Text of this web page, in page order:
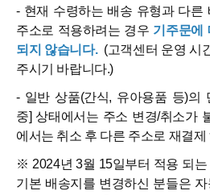
- 현재 수령하는 배송 유형과 다른
주소로 적용하려는 경우 기주문에
되지 않습니다.(고객센터 운영 시
주시기 바랍니다.)
- 일반 상품(간식, 유아용품 등)의
중] 상태에서는 주소 변경/취소가
에서는 취소 후 다른 주소로 재결
※ 2024년 3월 15일부터 적용 되는
기본 배송지를 변경하신 분들은